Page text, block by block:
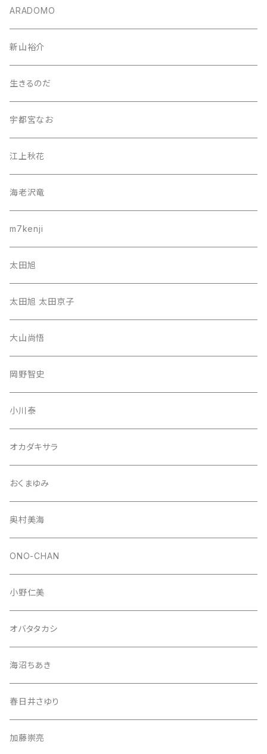
ARADOMO
新山裕介
生きるのだ
宇都宮なお
江上秋花
海老沢竜
m7kenji
太田旭
太田旭 太田京子
大山尚悟
岡野智史
小川泰
オカダキサラ
おくまゆみ
奥村美海
ONO-CHAN
小野仁美
オバタタカシ
海沼ちあき
春日井さゆり
加藤崇亮